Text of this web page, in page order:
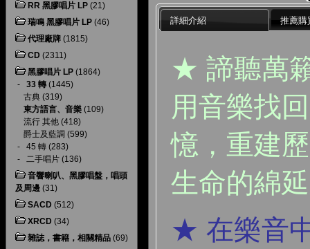
RR 黑膠唱片 LP (21)
瑞鳴 黑膠唱片 LP (46)
代理廠牌 (1815)
CD (2311)
黑膠唱片 LP (1864)
- 33 轉 (1445)
古典 (319)
東方語言、音樂 (109)
流行 其他 (418)
爵士及藍調 (599)
- 45 轉 (283)
- 二手唱片 (136)
音響喇叭、黑膠唱盤，唱頭
及周邊 (31)
SACD (512)
XRCD (34)
雜誌，書籍，相關精品 (69)
詳細介紹 推薦購
★ 諦聽萬
用音樂找
憶，重建
生命的綿
★ 在樂音